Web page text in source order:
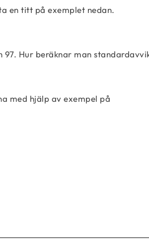
en titt på exemplet nedan.
Hur beräknar man
med hjälp av exempel på